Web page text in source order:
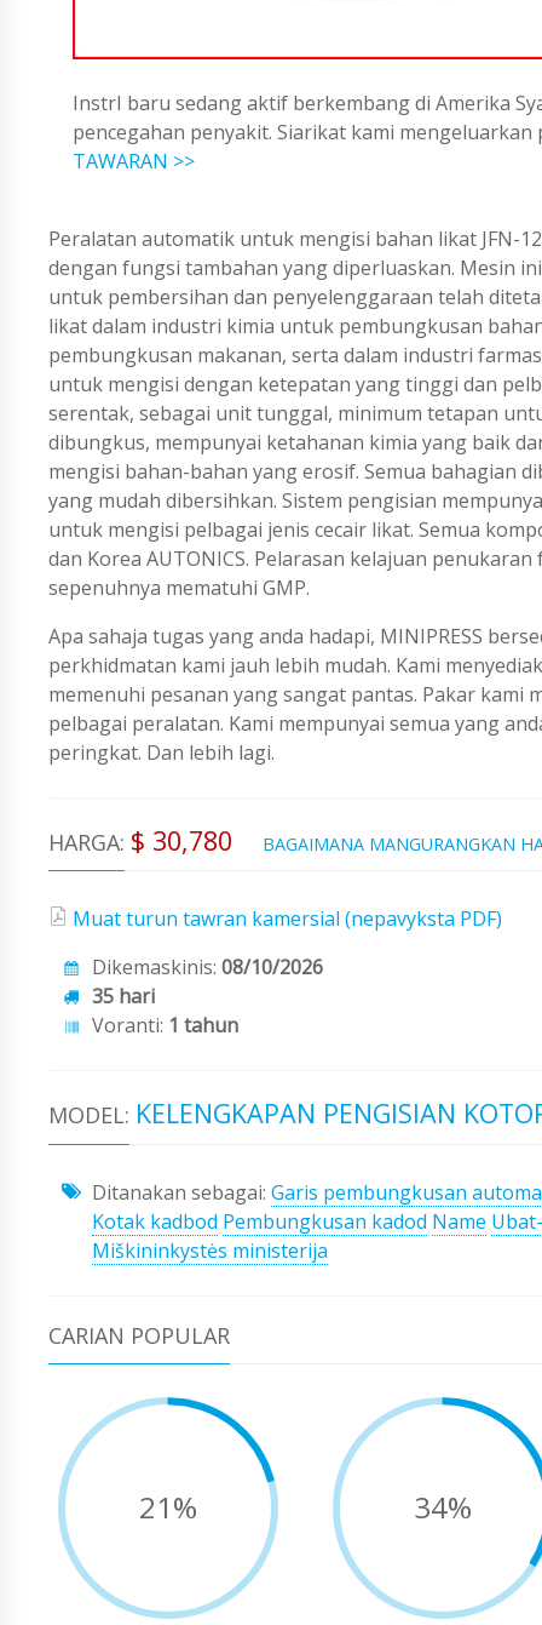
InstrI baru sedang aktif berkembang di Amerika
pencegahan penyakit. Siarikat kami
TAWARAN >>
Peralatan automatik untuk mengisi bahan likat JFN-
dengan fungsi tambahan yang diperluaskan. Mesin
untuk pembersihan dan penyelenggaraan telah
likat dalam industri kimia untuk pembungkusan
pembungkusan makanan, serta dalam industri
untuk mengisi dengan ketepatan yang tinggi dan
serentak, sebagai unit tunggal, minimum tetapan
dibungkus, mempunyai ketahanan kimia yang baik
mengisi bahan-bahan yang erosif. Semua bahagian
yang mudah dibersihkan. Sistem pengisian
untuk mengisi pelbagai jenis cecair likat. Semua
dan Korea AUTONICS. Pelarasan kelajuan
sepenuhnya mematuhi GMP.
Apa sahaja tugas yang anda hadapi, MINIPRESS
perkhidmatan kami jauh lebih mudah. Kami
memenuhi pesanan yang sangat pantas. Pakar
pelbagai peralatan. Kami mempunyai semua yang
peringkat. Dan lebih lagi.
HARGA: $ 30,780 BAGAIMANA MANGURANGKAN
Muat turun tawran kamersial (nepavyksta PDF)
Dikemaskinis: 08/10/2026
35 hari
Voranti: 1 tahun
MODEL: KELENGKAPAN PENGISIAN
Ditanakan sebagai: Garis pembungkusan
Kotak kadbod Pembungkusan kadod Name
Miškininkystės ministerija
CARIAN POPULAR
21% 34%